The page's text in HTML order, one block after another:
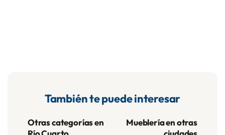
También te puede interesar
Otras categorías en
Mueblería en otras